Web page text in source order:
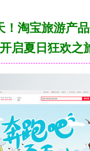
！淘宝旅游产
启夏日狂欢之